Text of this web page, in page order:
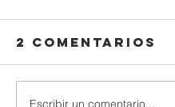
2 comentarios
Escribir un comentario...